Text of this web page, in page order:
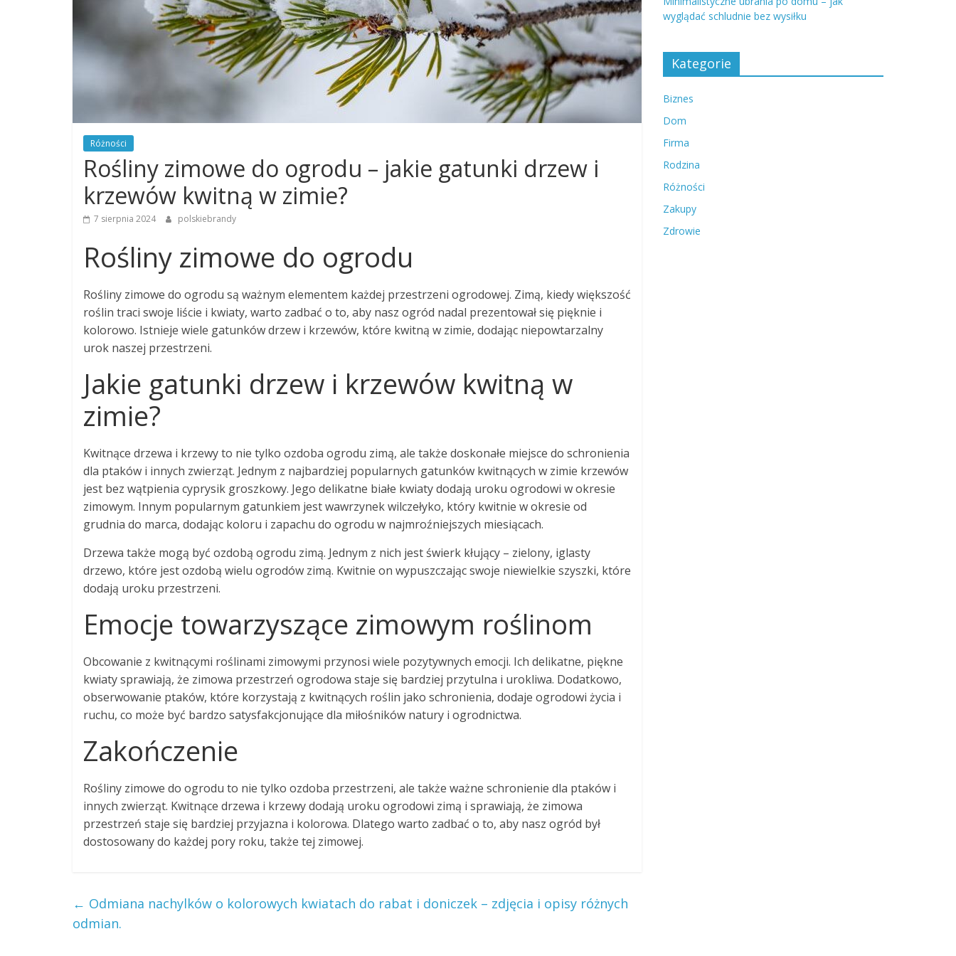
Różności
Rośliny zimowe do ogrodu – jakie gatunki drzew i
krzewów kwitną w zimie?
7 sierpnia 2024 polskiebrandy
Rośliny zimowe do ogrodu
Rośliny zimowe do ogrodu są ważnym elementem każdej przestrzeni ogrodowej. Zimą, kiedy większość
roślin traci swoje liście i kwiaty, warto zadbać o to, aby nasz ogród nadal prezentował się pięknie i
kolorowo. Istnieje wiele gatunków drzew i krzewów, które kwitną w zimie, dodając niepowtarzalny
urok naszej przestrzeni.
Jakie gatunki drzew i krzewów kwitną w
zimie?
Kwitnące drzewa i krzewy to nie tylko ozdoba ogrodu zimą, ale także doskonałe miejsce do schronienia
dla ptaków i innych zwierząt. Jednym z najbardziej popularnych gatunków kwitnących w zimie krzewów
jest bez wątpienia cyprysik groszkowy. Jego delikatne białe kwiaty dodają uroku ogrodowi w okresie
zimowym. Innym popularnym gatunkiem jest wawrzynek wilczełyko, który kwitnie w okresie od
grudnia do marca, dodając koloru i zapachu do ogrodu w najmroźniejszych miesiącach.
Drzewa także mogą być ozdobą ogrodu zimą. Jednym z nich jest świerk kłujący – zielony, iglasty
drzewo, które jest ozdobą wielu ogrodów zimą. Kwitnie on wypuszczając swoje niewielkie szyszki, które
dodają uroku przestrzeni.
Emocje towarzyszące zimowym roślinom
Obcowanie z kwitnącymi roślinami zimowymi przynosi wiele pozytywnych emocji. Ich delikatne, piękne
kwiaty sprawiają, że zimowa przestrzeń ogrodowa staje się bardziej przytulna i urokliwa. Dodatkowo,
obserwowanie ptaków, które korzystają z kwitnących roślin jako schronienia, dodaje ogrodowi życia i
ruchu, co może być bardzo satysfakcjonujące dla miłośników natury i ogrodnictwa.
Zakończenie
Rośliny zimowe do ogrodu to nie tylko ozdoba przestrzeni, ale także ważne schronienie dla ptaków i
innych zwierząt. Kwitnące drzewa i krzewy dodają uroku ogrodowi zimą i sprawiają, że zimowa
przestrzeń staje się bardziej przyjazna i kolorowa. Dlatego warto zadbać o to, aby nasz ogród był
dostosowany do każdej pory roku, także tej zimowej.
← Odmiana nachylków o kolorowych kwiatach do rabat i doniczek – zdjęcia i opisy różnych
odmian.
wyglądać schludnie bez wysiłku
Kategorie
Biznes
Dom
Firma
Rodzina
Różności
Zakupy
Zdrowie